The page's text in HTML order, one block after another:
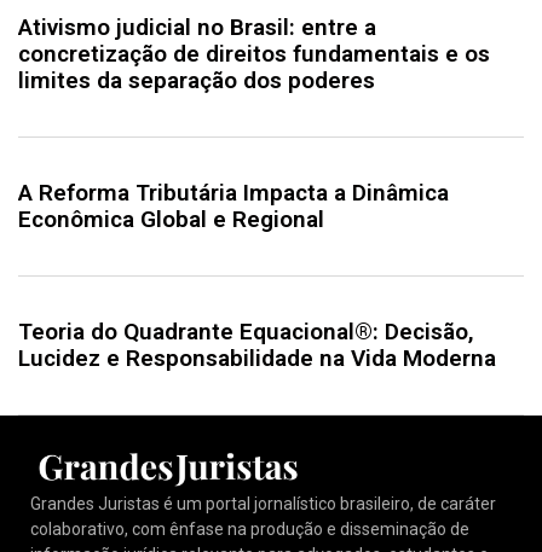
Ativismo judicial no Brasil: entre a
concretização de direitos fundamentais e os
limites da separação dos poderes
A Reforma Tributária Impacta a Dinâmica
Econômica Global e Regional
Teoria do Quadrante Equacional®: Decisão,
Lucidez e Responsabilidade na Vida Moderna
Grandes Juristas é um portal jornalístico brasileiro, de caráter
colaborativo, com ênfase na produção e disseminação de